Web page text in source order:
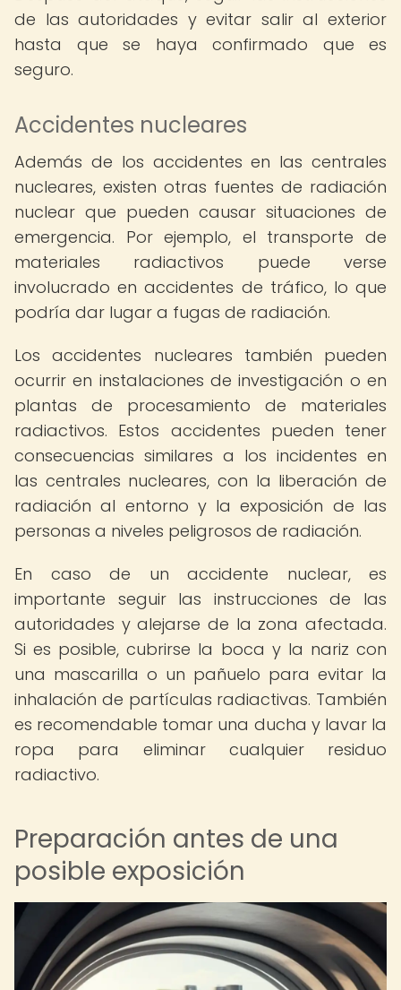
de las autoridades y evitar salir al exterior
hasta que se haya confirmado que es
seguro.
Accidentes nucleares
Además de los accidentes en las centrales
nucleares, existen otras fuentes de radiación
nuclear que pueden causar situaciones de
emergencia. Por ejemplo, el transporte de
materiales radiactivos puede verse
involucrado en accidentes de tráfico, lo que
podría dar lugar a fugas de radiación.
Los accidentes nucleares también pueden
ocurrir en instalaciones de investigación o en
plantas de procesamiento de materiales
radiactivos. Estos accidentes pueden tener
consecuencias similares a los incidentes en
las centrales nucleares, con la liberación de
radiación al entorno y la exposición de las
personas a niveles peligrosos de radiación.
En caso de un accidente nuclear, es
importante seguir las instrucciones de las
autoridades y alejarse de la zona afectada.
Si es posible, cubrirse la boca y la nariz con
una mascarilla o un pañuelo para evitar la
inhalación de partículas radiactivas. También
es recomendable tomar una ducha y lavar la
ropa para eliminar cualquier residuo
radiactivo.
Preparación antes de una
posible exposición